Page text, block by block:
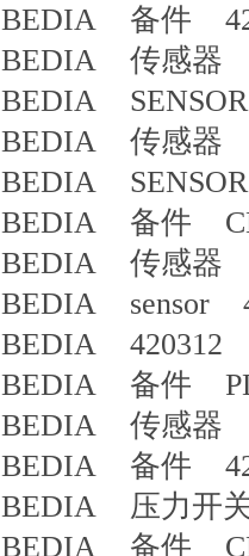
BEDIA 备件
BEDIA 传感器
BEDIA
BEDIA 传感器
BEDIA
BEDIA 备件
BEDIA 传感器
BEDIA sensor
BEDIA 420312
BEDIA 备件
BEDIA 传感器
BEDIA 备件
BEDIA 压力开
BEDIA 备件